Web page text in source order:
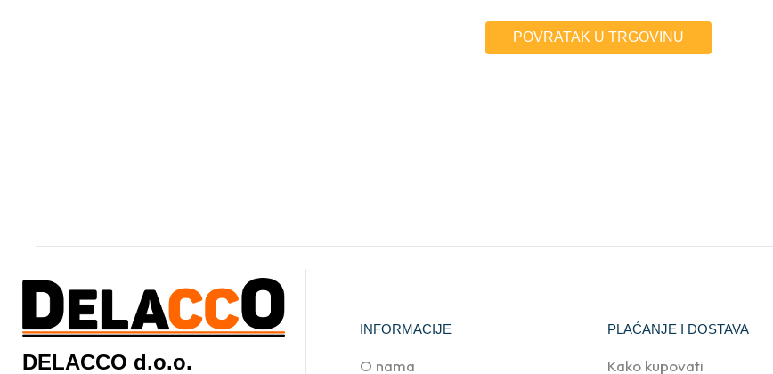
POVRATAK U TRGOVINU
DELACCO d.o.o.
INFORMACIJE
O nama
PLAĆANJE I DOSTAVA
Kako kupovati